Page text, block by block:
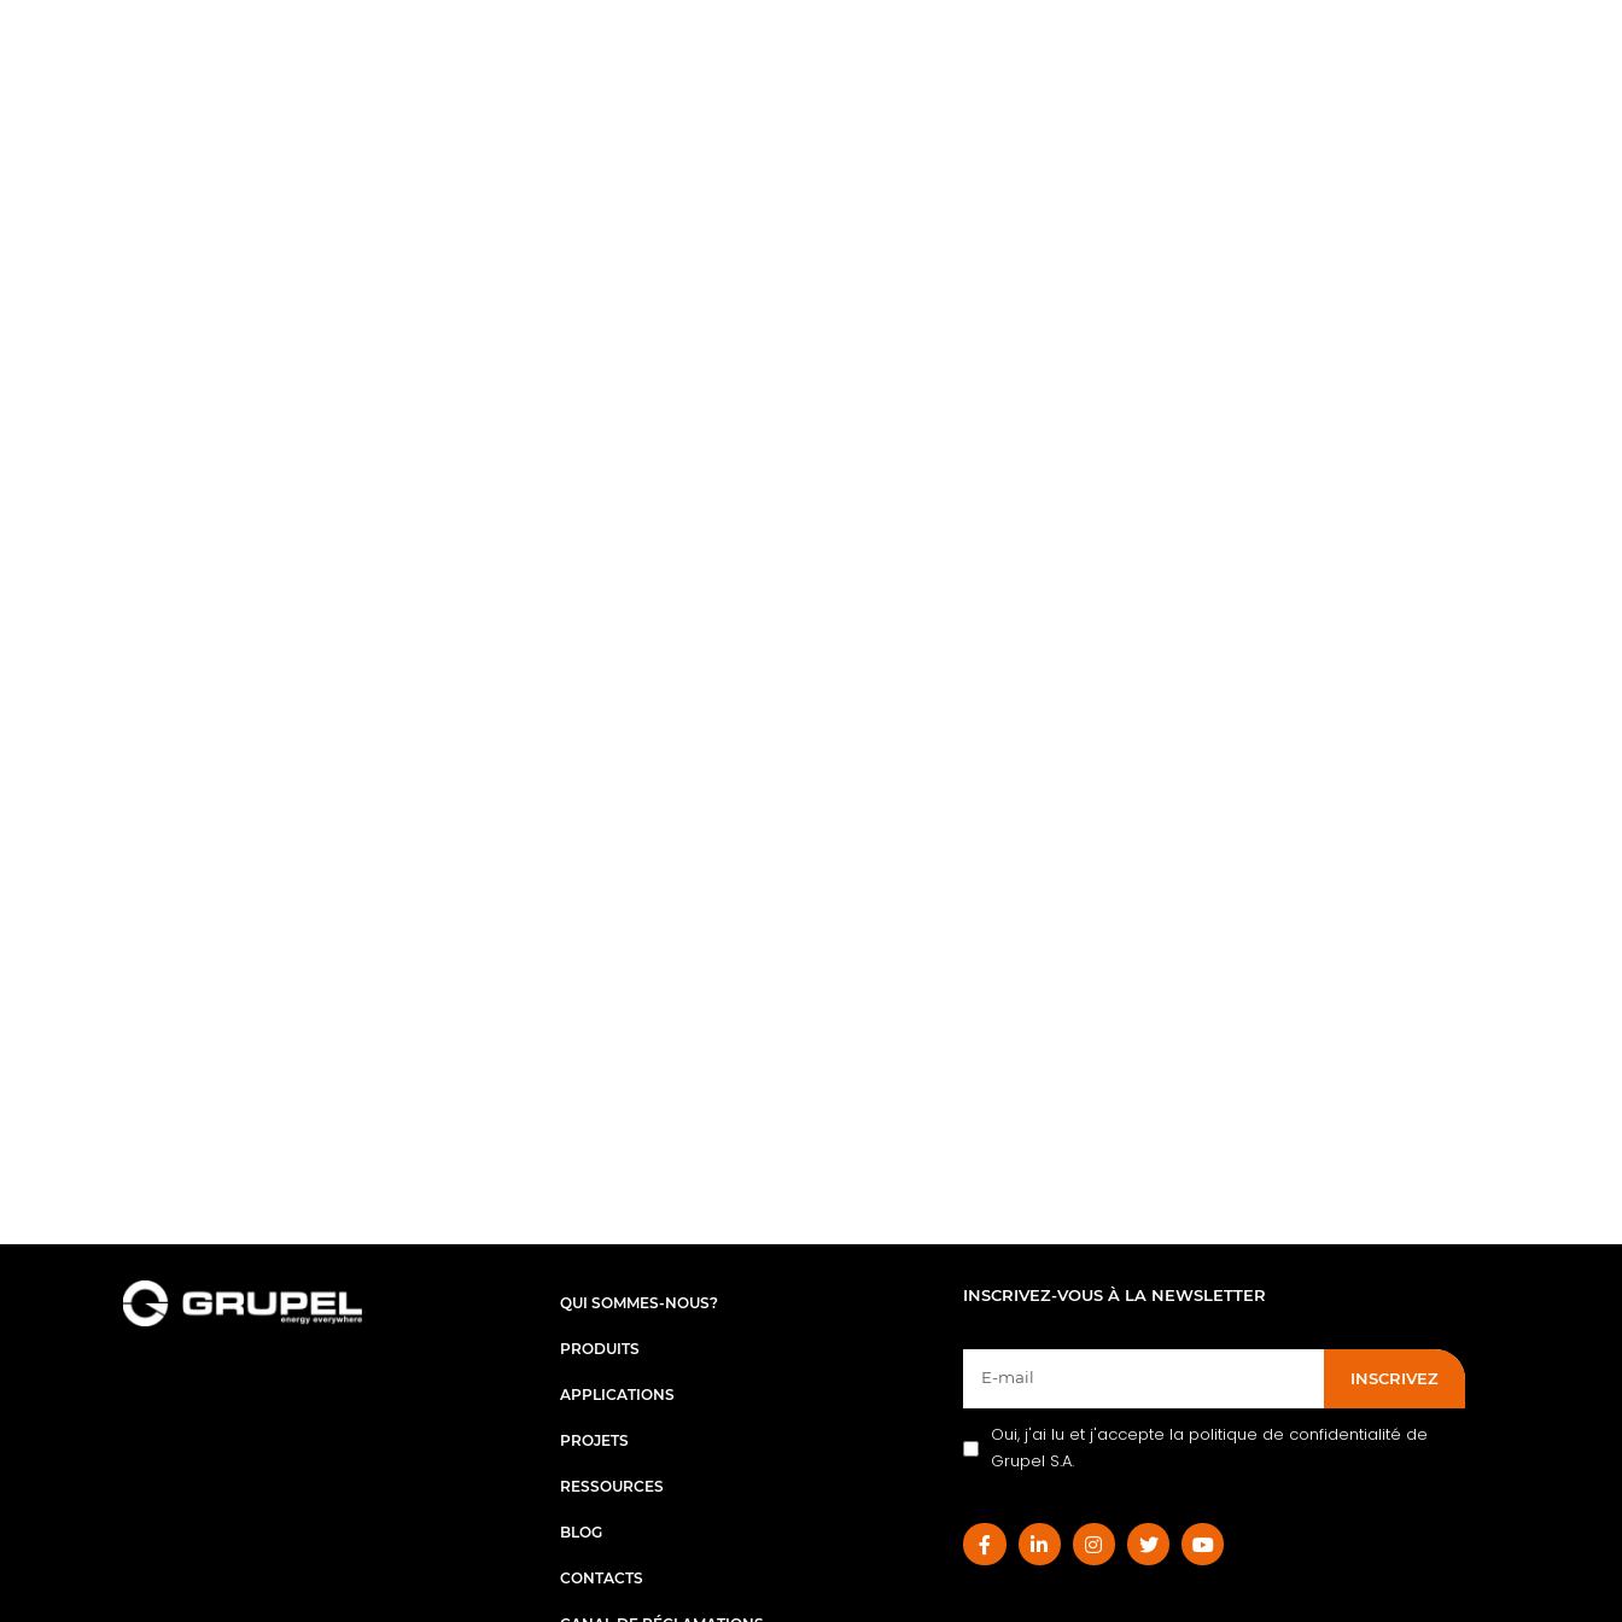
QUI SOMMES-NOUS?
PRODUITS
APPLICATIONS
PROJETS
RESSOURCES
BLOG
CONTACTS
INSCRIVEZ-VOUS À LA NEWSLETTER
INSCRIVEZ
Oui, j'ai lu et j'accepte la politique de confidentialité de
Grupel S.A.